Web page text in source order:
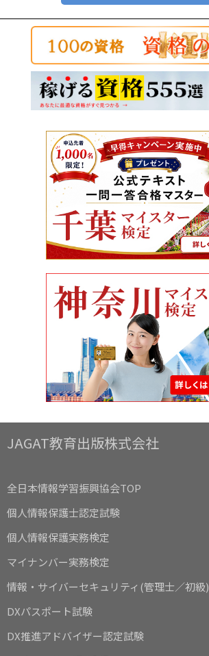
JAGAT教育出版株式会社
全日本情報学習振興協会TOP
個人情報保護士認定試験
個人情報保護実務検定
マイナンバー実務検定
情報・サイバーセキュリティ(管理士／初級)
DXパスポート試験
DX推進アドバイザー認定試験